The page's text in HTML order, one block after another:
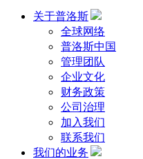
关于普洛斯
全球网络
普洛斯中国
管理团队
企业文化
财务政策
公司治理
加入我们
联系我们
我们的业务